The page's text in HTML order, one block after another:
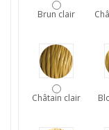
Brun clair
Châtain clair